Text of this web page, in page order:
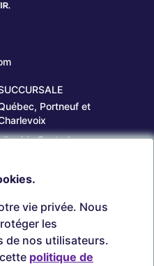
Portneuf et
Centrale
Îles
COMPTE
Créer Compte
vie privée. Nous
les
de nos utilisateurs.
politique de